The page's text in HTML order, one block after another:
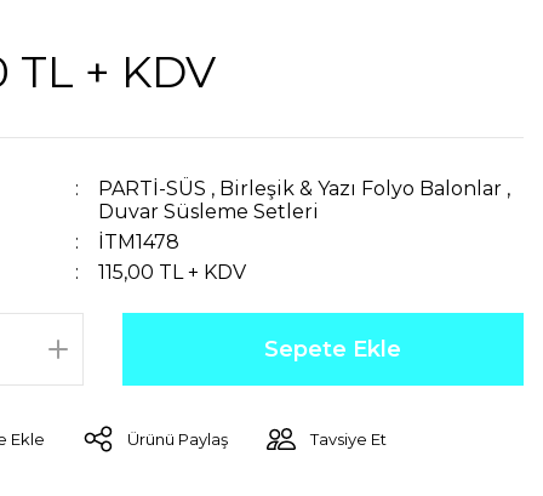
TL + KDV
PARTİ-SÜS , Birleşik & Yazı Folyo Balonlar ,
Duvar Süsleme Setleri
İTM1478
115,00 TL + KDV
Sepete Ekle
Ürünü Paylaş Tavsiye Et